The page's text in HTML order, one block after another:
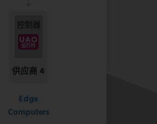
运行时
供应商 4
Edge
Computers